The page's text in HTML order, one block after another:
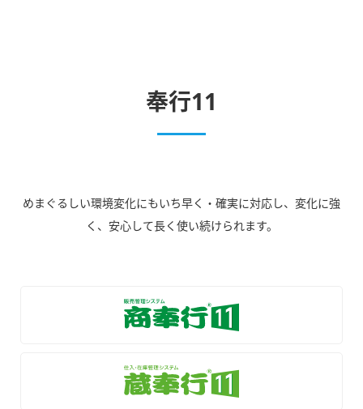
奉行11
めまぐるしい環境変化にもいち早く・確実に対応し、変化に強
く、安心して長く使い続けられます。